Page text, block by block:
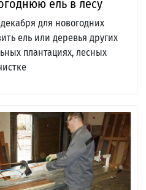
ель в лесу
для новогодних
ель или деревья других
плантациях, лесных